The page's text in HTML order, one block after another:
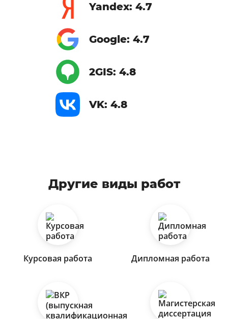
Yandex: 4.7
Google: 4.7
2GIS: 4.8
VK: 4.8
Другие виды работ
Курсовая работа Дипломная работа